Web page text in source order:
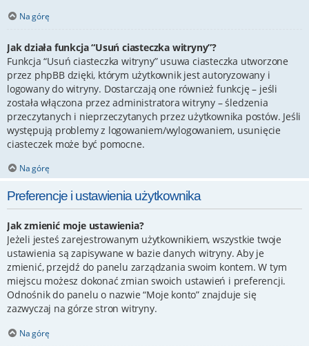
Na górę
Jak działa funkcja “Usuń ciasteczka witryny”?
Funkcja “Usuń ciasteczka witryny” usuwa ciasteczka utworzone
przez phpBB dzięki, którym użytkownik jest autoryzowany i
logowany do witryny. Dostarczają one również funkcję – jeśli
została włączona przez administratora witryny – śledzenia
przeczytanych i nieprzeczytanych przez użytkownika postów. Jeśli
występują problemy z logowaniem/wylogowaniem, usunięcie
ciasteczek może być pomocne.
Na górę
Preferencje i ustawienia użytkownika
Jak zmienić moje ustawienia?
Jeżeli jesteś zarejestrowanym użytkownikiem, wszystkie twoje
ustawienia są zapisywane w bazie danych witryny. Aby je
zmienić, przejdź do panelu zarządzania swoim kontem. W tym
miejscu możesz dokonać zmian swoich ustawień i preferencji.
Odnośnik do panelu o nazwie “Moje konto” znajduje się
zazwyczaj na górze stron witryny.
Na górę